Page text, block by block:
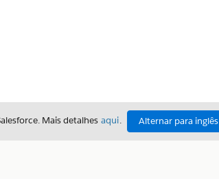
Mais detalhes aqui. Alternar para inglês